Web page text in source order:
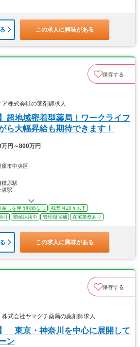
この求人に興味がある
保存する
株式会社の薬剤師求人
超地域密着型薬局！ワークライフ
ら大幅昇給も期待できます！
万円～800万円
原市中央区
模原駅
溝駅
越しを伴う転勤なし
残業月10ｈ以下
可 積極採用中 管理職候補 在宅業務あり
この求人に興味がある
保存する
式会社ヤマグチ薬局の薬剤師求人
東京・神奈川を中心に展開して
ン